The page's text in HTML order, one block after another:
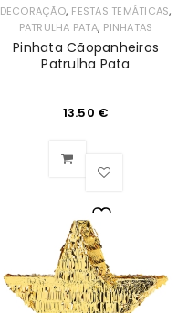
DECORAÇÃO, FESTAS TEMÁTICAS,
PATRULHA PATA, PINHATAS
Pinhata Cãopanheiros
Patrulha Pata
13.50 €
Lista
de